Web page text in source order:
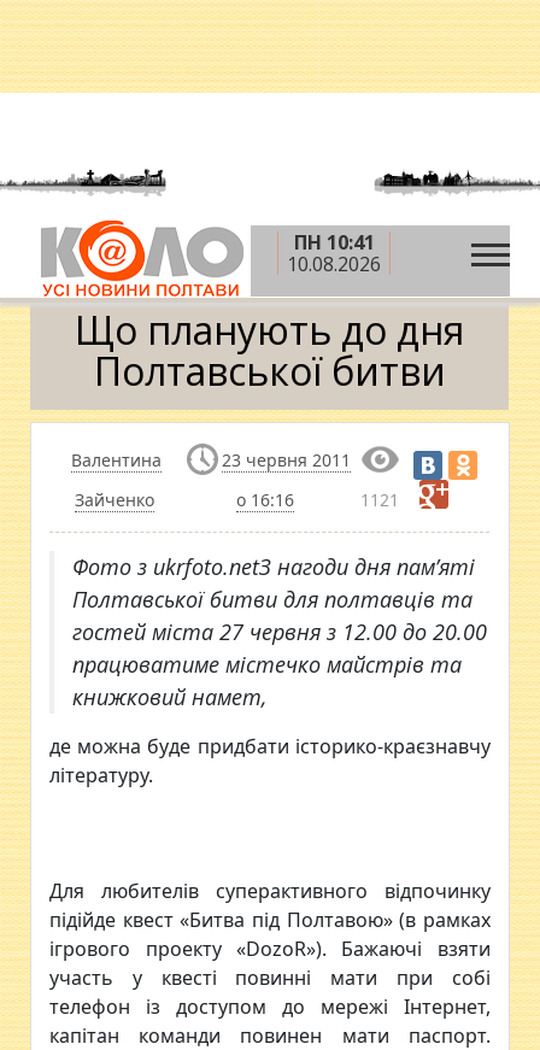
ПН 10:41
10.08.2026
Головна » Новини »
Що планують до дня
Полтавської битви
Що планують до дня
Полтавської битви
Валентина
Зайченко
23 червня 2011
о 16:16
1121
Фото з ukrfoto.netЗ нагоди дня пам’яті
Полтавської битви для полтавців та
гостей міста 27 червня з 12.00 до 20.00
працюватиме містечко майстрів та
книжковий намет,
де можна буде придбати історико-краєзнавчу
літературу.
Для любителів суперактивного відпочинку
підійде квест «Битва під Полтавою» (в рамках
ігрового проекту «DozoR»). Бажаючі взяти
участь у квесті повинні мати при собі
телефон із доступом до мережі Інтернет,
капітан команди повинен мати паспорт.